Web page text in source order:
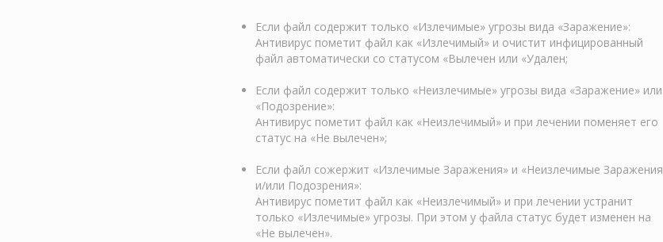
Если файл содержит только «Излечимые» угрозы вида «Заражение»:
Антивирус пометит файл как «Излечимый» и очистит инфицированный
файл автоматически со статусом «Вылечен или «Удален;
Если файл содержит только «Неизлечимые» угрозы вида «Заражение» или
«Подозрение»:
Антивирус пометит файл как «Неизлечимый» и при лечении поменяет его
статус на «Не вылечен»;
Если файл сожержит «Излечимые Заражения» и «Неизлечимые Заражения
и/или Подозрения»:
Антивирус пометит файл как «Неизлечимый» и при лечении устранит
только «Излечимые» угрозы. При этом у файла статус будет изменен на
«Не вылечен».